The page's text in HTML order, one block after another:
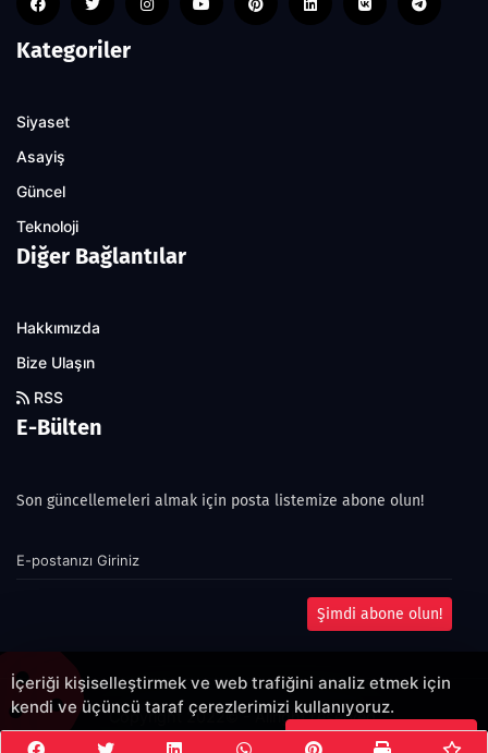
Kategoriler
Siyaset
Asayiş
Güncel
Teknoloji
Diğer Bağlantılar
Hakkımızda
Bize Ulaşın
RSS
E-Bülten
Son güncellemeleri almak için posta listemize abone olun!
Şimdi abone olun!
Copyright 2022© - Allright reserved.
İçeriği kişiselleştirmek ve web trafiğini analiz etmek için
kendi ve üçüncü taraf çerezlerimizi kullanıyoruz.
Çerezleri Kabul Et